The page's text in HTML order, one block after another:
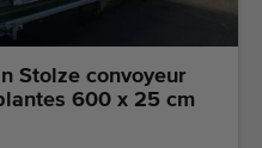
Stolze convoyeur
600 x 25 cm